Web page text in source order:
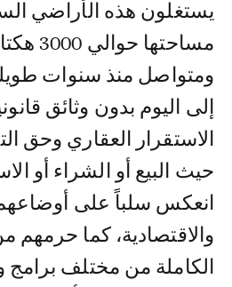
يستغلون هذه الأراضي
ومتواصل منذ سنوات
إلى اليوم بدون وثائق
الاستقرار العقاري وحق
حيث البيع أو الشراء أو
انعكس سلباً على أوضاعهم
والاقتصادية، كما حرمهم
الكاملة من مختلف